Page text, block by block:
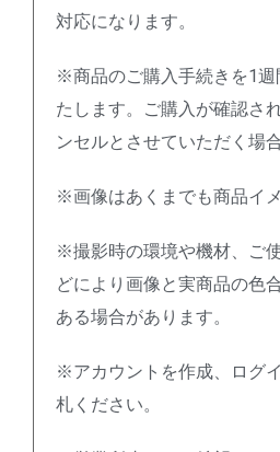
対応になります。
※商品のご購入手続きを1週
たします。ご購入が確認さ
ンセルとさせていただく場
※画像はあくまでも商品イ
※撮影時の環境や機材、ご
どにより画像と実商品の色
ある場合があります。
※アカウントを作成、ログ
札ください。